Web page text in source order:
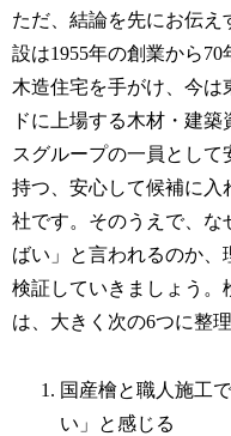
ただ、結論を先にお伝え
設は1955年の創業から70
木造住宅を手がけ、今は
ドに上場する木材・建築
スグループの一員として
持つ、安心して候補に入
社です。そのうえで、な
ばい」と言われるのか、
検証していきましょう。
は、大きく次の6つに整
国産檜と職人施工
い」と感じる